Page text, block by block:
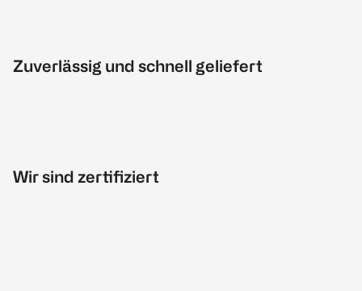
Zuverlässig und schnell geliefert
Wir sind zertifiziert